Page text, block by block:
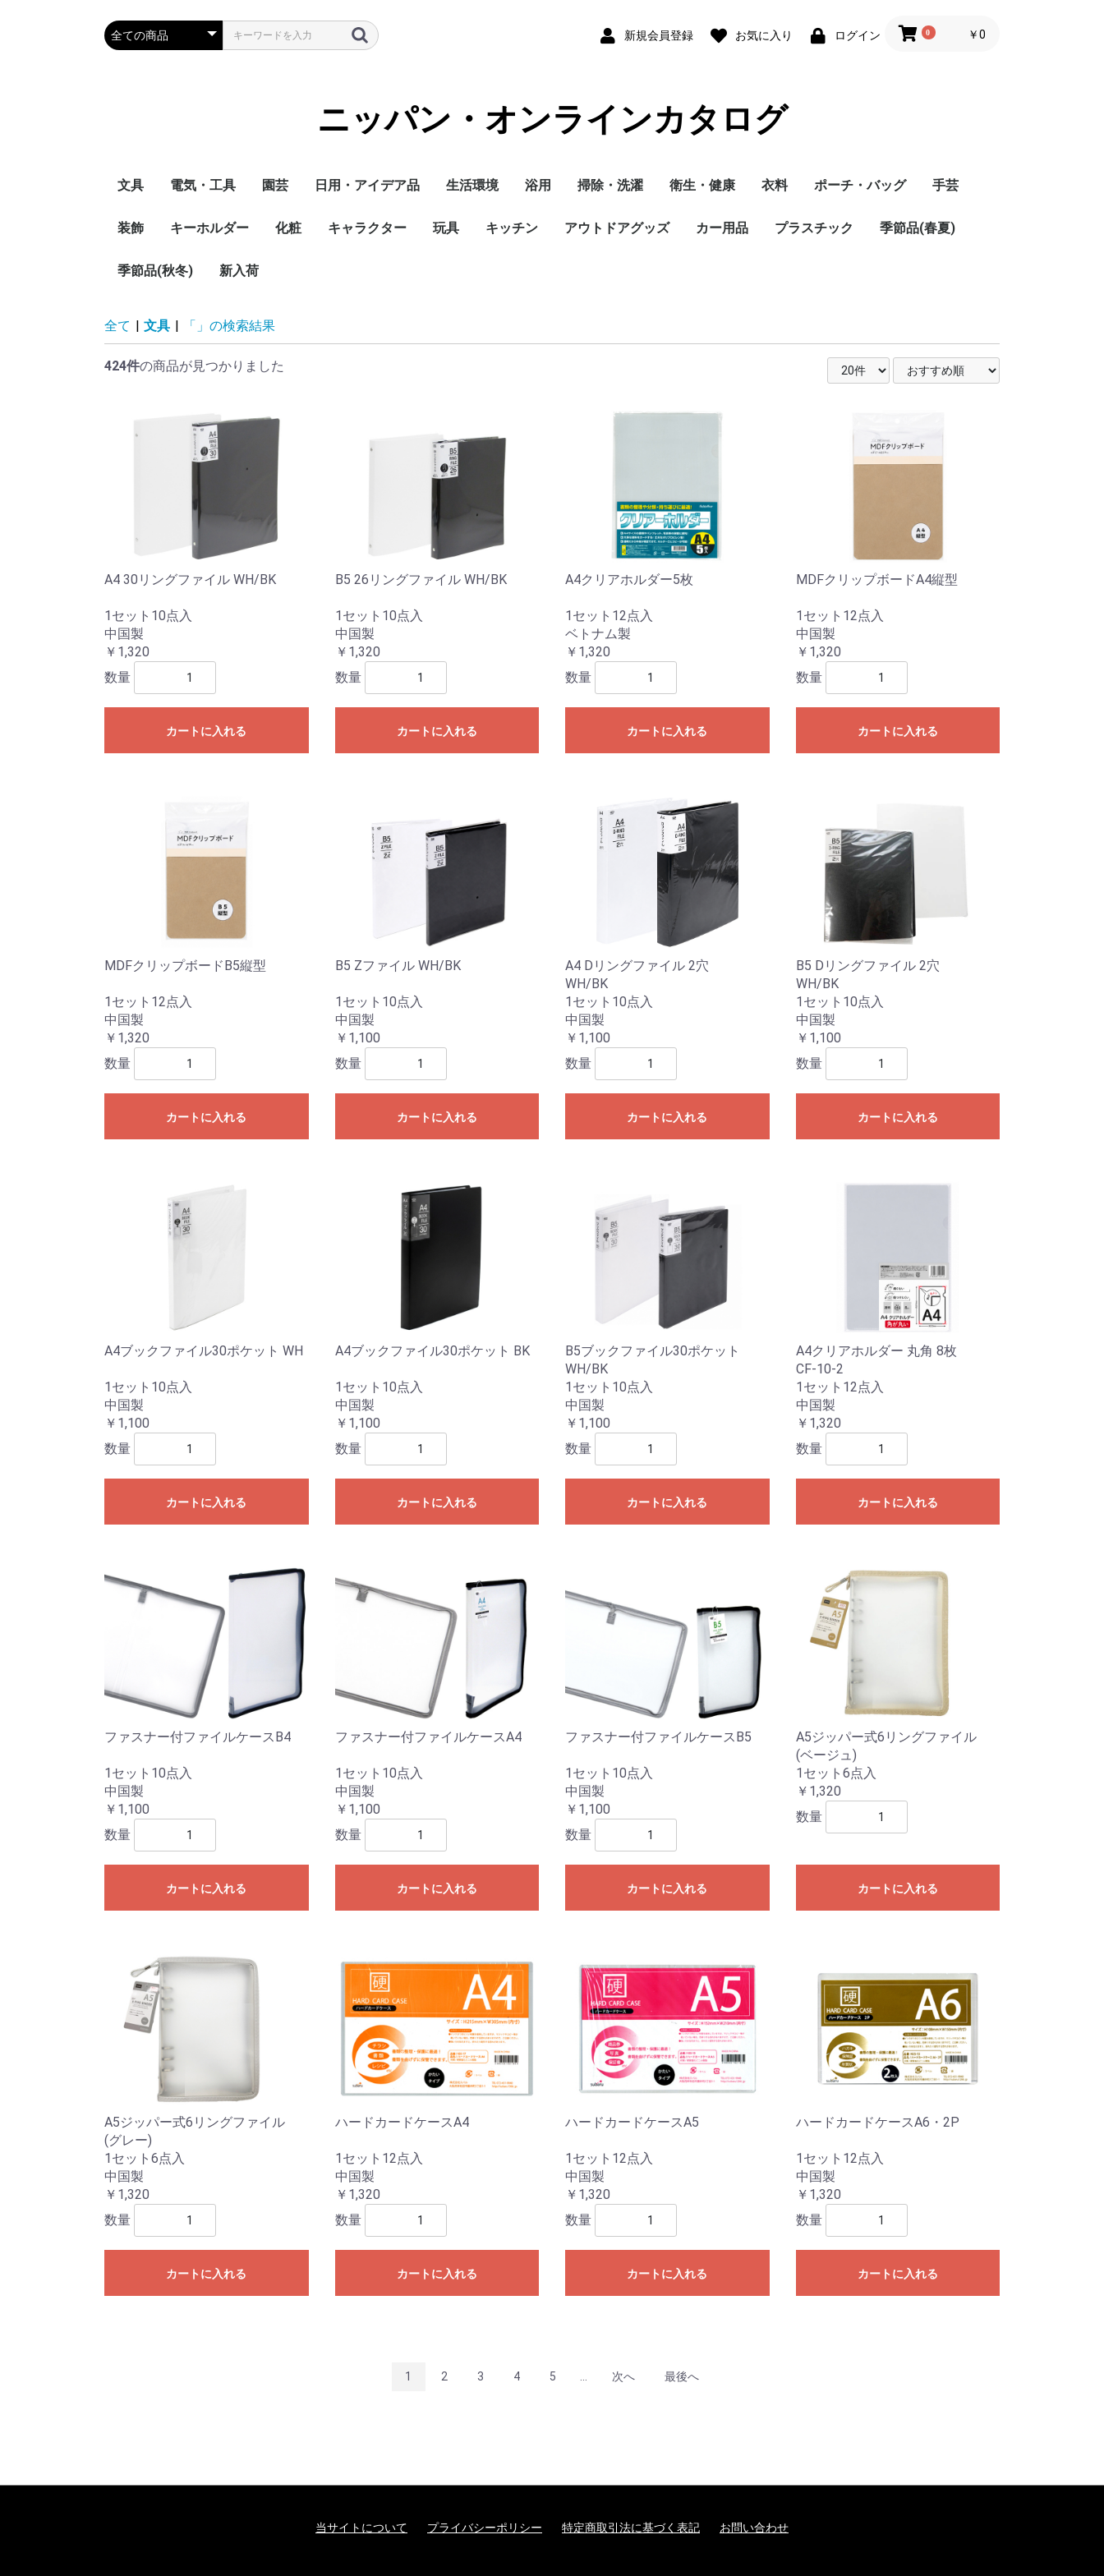
新規会員登録 お気に入り ログイン 0 ￥0
ニッパン・オンラインカタログ
文具 電気・工具 園芸 日用・アイデア品 生活環境 浴用 掃除・洗濯 衛生・健康 衣料 ポーチ・バッグ 手芸
装飾 キーホルダー 化粧 キャラクター 玩具 キッチン アウトドアグッズ カー用品 プラスチック 季節品(春夏)
季節品(秋冬) 新入荷
全て | 文具 | 「」の検索結果
424件の商品が見つかりました
A4 30リングファイル WH/BK
1セット10点入
中国製
￥1,320
数量
カートに入れる
B5 26リングファイル WH/BK
1セット10点入
中国製
￥1,320
数量
カートに入れる
A4クリアホルダー5枚
1セット12点入
ベトナム製
￥1,320
数量
カートに入れる
MDFクリップボードA4縦型
1セット12点入
中国製
￥1,320
数量
カートに入れる
MDFクリップボードB5縦型
1セット12点入
中国製
￥1,320
数量
カートに入れる
B5 Zファイル WH/BK
1セット10点入
中国製
￥1,100
数量
カートに入れる
A4 Dリングファイル 2穴
WH/BK
1セット10点入
中国製
￥1,100
数量
カートに入れる
B5 Dリングファイル 2穴
WH/BK
1セット10点入
中国製
￥1,100
数量
カートに入れる
A4ブックファイル30ポケット WH
1セット10点入
中国製
￥1,100
数量
カートに入れる
A4ブックファイル30ポケット BK
1セット10点入
中国製
￥1,100
数量
カートに入れる
B5ブックファイル30ポケット
WH/BK
1セット10点入
中国製
￥1,100
数量
カートに入れる
A4クリアホルダー 丸角 8枚
CF-10-2
1セット12点入
中国製
￥1,320
数量
カートに入れる
ファスナー付ファイルケースB4
1セット10点入
中国製
￥1,100
数量
カートに入れる
ファスナー付ファイルケースA4
1セット10点入
中国製
￥1,100
数量
カートに入れる
ファスナー付ファイルケースB5
1セット10点入
中国製
￥1,100
数量
カートに入れる
A5ジッパー式6リングファイル
(ベージュ)
1セット6点入
￥1,320
数量
カートに入れる
A5ジッパー式6リングファイル
(グレー)
1セット6点入
中国製
￥1,320
数量
カートに入れる
ハードカードケースA4
1セット12点入
中国製
￥1,320
数量
カートに入れる
ハードカードケースA5
1セット12点入
中国製
￥1,320
数量
カートに入れる
ハードカードケースA6・2P
1セット12点入
中国製
￥1,320
数量
カートに入れる
1 2 3 4 5 次へ 最後へ
当サイトについて プライバシーポリシー 特定商取引法に基づく表記 お問い合わせ